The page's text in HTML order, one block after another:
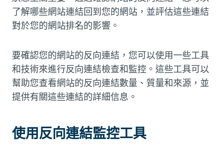
了解哪些網站連結回到您的網站，並評估這些連結
對於您的網站排名的影響。
要確認您的網站的反向連結，您可以使用一些工具
和技術來進行反向連結檢查和監控。這些工具可以
幫助您查看網站的反向連結數量、質量和來源，並
提供有關這些連結的詳細信息。
使用反向連結監控工具